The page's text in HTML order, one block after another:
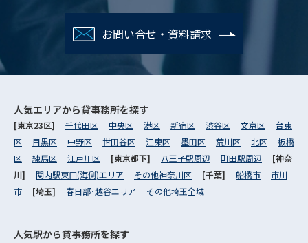
お問い合せ・資料請求
人気エリアから貸事務所を探す
[東京23区] 千代田区 中央区 港区 新宿区 渋谷区 文京区
台東
区
目黒区 中野区 世田谷区 江東区 墨田区 荒川区 北区
板橋
区
練馬区 江戸川区 [東京都下] 八王子駅周辺 町田駅周辺
[神奈
川] 関内駅東口(海側)エリア その他神奈川区 [千葉] 船橋市
市川
市
[埼玉] 春日部･越谷エリア その他埼玉全域
人気駅から貸事務所を探す